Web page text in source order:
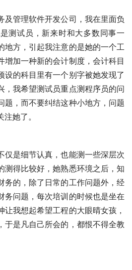
及管理软件开发公司，我在里面负
测试员，新来时和大多数同事一
地方，引起我注意的是她的一个工
增加一种新的会计制度，会计科目
设的科目里有一个别字被她发现了
，我希望测试员重点测程序员的问
题，而不要纠结这种小地方，问题
她了。
仅是细节认真，也能测一些深层次
测得比较好，她熟悉环境之后，知
务的，除了日常的工作问题外，经
务问题，每次培训的时候也是坐在
我想起希望工程的大眼晴女孩，
于是凡自己所会的，都恨不得全教